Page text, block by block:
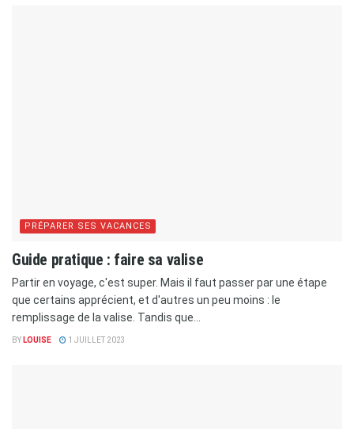
PRÉPARER SES VACANCES
Guide pratique : faire sa valise
Partir en voyage, c'est super. Mais il faut passer par une étape
que certains apprécient, et d'autres un peu moins : le
remplissage de la valise. Tandis que...
BY LOUISE 1 JUILLET 2023